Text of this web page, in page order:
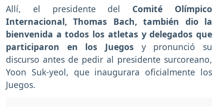
Allí, el presidente del Comité Olímpico
Internacional, Thomas Bach, también dio la
bienvenida a todos los atletas y delegados que
participaron en los Juegos y pronunció su
discurso antes de pedir al presidente surcoreano,
Yoon Suk-yeol, que inaugurara oficialmente los
Juegos.